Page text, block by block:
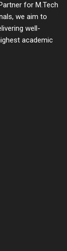
for M.Tech
we aim to
well-
academic